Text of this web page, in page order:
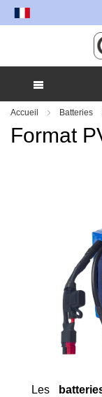
Allez
contenu
Accueil Batteries
Format
Les